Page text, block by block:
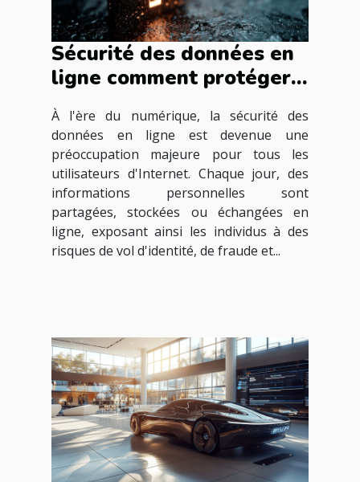
Sécurité des données en
ligne comment protéger
vos informations
personnelles
À l'ère du numérique, la sécurité des
données en ligne est devenue une
préoccupation majeure pour tous les
utilisateurs d'Internet. Chaque jour, des
informations personnelles sont
partagées, stockées ou échangées en
ligne, exposant ainsi les individus à des
risques de vol d'identité, de fraude et...